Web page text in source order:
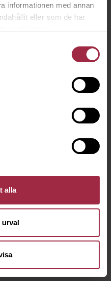
informationen med annan
eller som de har
alla
urval